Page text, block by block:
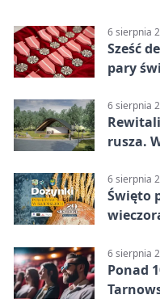
6 sierpnia
Sześć
pary
6 sierpnia
rusza.
6 sierpnia
Święto
6 sierpnia
Ponad